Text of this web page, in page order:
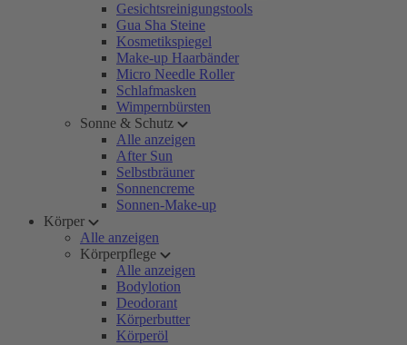
Gesichtsreinigungstools
Gua Sha Steine
Kosmetikspiegel
Make-up Haarbänder
Micro Needle Roller
Schlafmasken
Wimpernbürsten
Sonne & Schutz
Alle anzeigen
After Sun
Selbstbräuner
Sonnencreme
Sonnen-Make-up
Körper
Alle anzeigen
Körperpflege
Alle anzeigen
Bodylotion
Deodorant
Körperbutter
Körperöl